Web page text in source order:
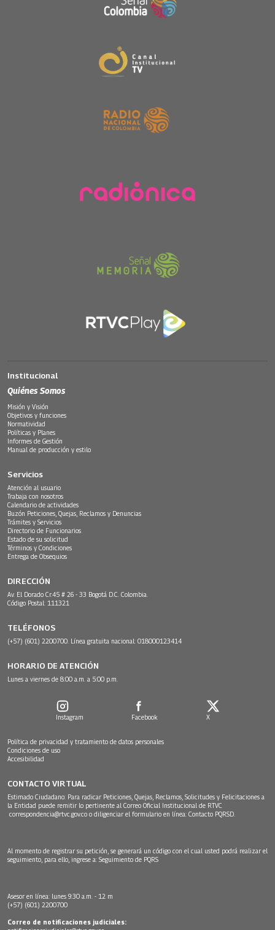
Institucional
Quiénes Somos
Misión y Visión
Objetivos y funciones
Normatividad
Políticas y Planes
Informes de Gestión
Manual de producción y estilo
Servicios
Atención al usuario
Trabaja con nosotros
Calendario de actividades
Buzón Peticiones, Quejas, Reclamos y Denuncias
Trámites y Servicios
Directorio de Funcionarios
Estado de su solicitud
Términos y Condiciones
Entrega de Obsequios
DIRECCIÓN
Av. El Dorado Cr.45 # 26 - 33 Bogotá D.C. Colombia.
Código Postal: 111321
TELÉFONOS
(+57) (601) 2200700. Línea gratuita nacional: 018000123414
HORARIO DE ATENCIÓN
Lunes a viernes de 8:00 a.m. a 5:00 p.m.
Instagram Facebook X
Política de privacidad y tratamiento de datos personales
Condiciones de uso
Accesibilidad
CONTACTO VIRTUAL
Estimado Ciudadano: Para radicar Peticiones, Quejas, Reclamos, Solicitudes y Felicitaciones a
la Entidad puede remitir lo pertinente al Correo Oficial Institucional de RTVC
correspondencia@rtvc.gov.co o diligenciar el formulario en línea: Contacto PQRSD.
Al momento de registrar su petición, se generará un código con el cual usted podrá realizar el
seguimiento, para ello, ingrese a: Seguimiento de PQRS
Asesor en línea: lunes 9:30 a.m. - 12 m
(+57) (601) 2200700
Correo de notificaciones judiciales: